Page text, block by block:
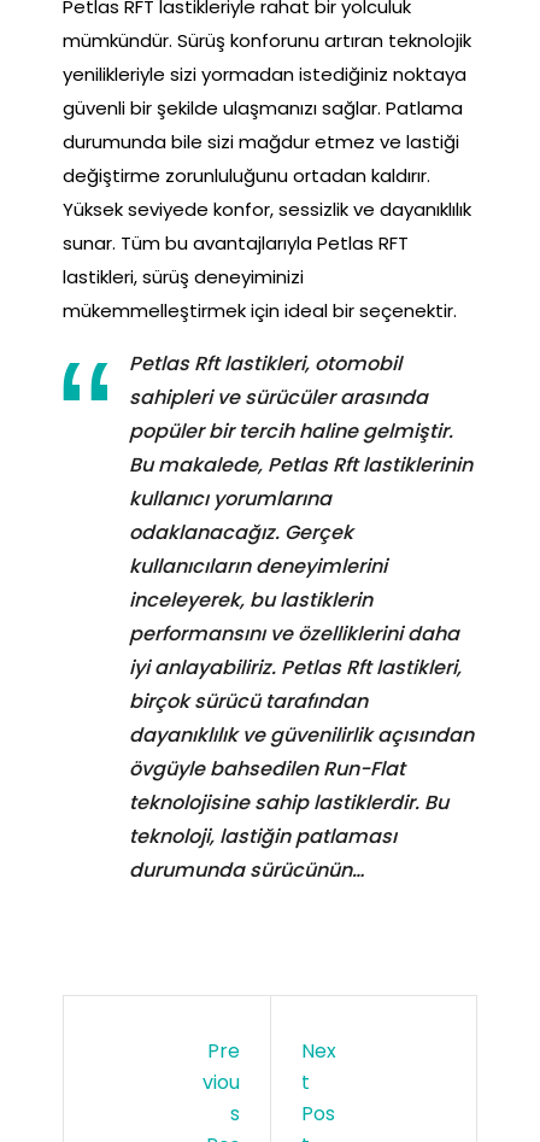
Petlas RFT lastikleriyle rahat bir yolculuk
mümkündür. Sürüş konforunu artıran teknolojik
yenilikleriyle sizi yormadan istediğiniz noktaya
güvenli bir şekilde ulaşmanızı sağlar. Patlama
durumunda bile sizi mağdur etmez ve lastiği
değiştirme zorunluluğunu ortadan kaldırır.
Yüksek seviyede konfor, sessizlik ve dayanıklılık
sunar. Tüm bu avantajlarıyla Petlas RFT
lastikleri, sürüş deneyiminizi
mükemmelleştirmek için ideal bir seçenektir.
Petlas Rft lastikleri, otomobil
sahipleri ve sürücüler arasında
popüler bir tercih haline gelmiştir.
Bu makalede, Petlas Rft lastiklerinin
kullanıcı yorumlarına
odaklanacağız. Gerçek
kullanıcıların deneyimlerini
inceleyerek, bu lastiklerin
performansını ve özelliklerini daha
iyi anlayabiliriz. Petlas Rft lastikleri,
birçok sürücü tarafından
dayanıklılık ve güvenilirlik açısından
övgüyle bahsedilen Run-Flat
teknolojisine sahip lastiklerdir. Bu
teknoloji, lastiğin patlaması
durumunda sürücünün…
Pre
Viou
S
Nex
T
Pos